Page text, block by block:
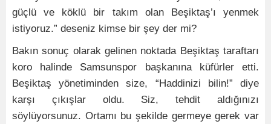
güçlü ve köklü bir takım olan Beşiktaş’ı yenmek
istiyoruz.” deseniz kimse bir şey der mi?
Bakın sonuç olarak gelinen noktada Beşiktaş taraftarı
koro halinde Samsunspor başkanına küfürler etti.
Beşiktaş yönetiminden size, “Haddinizi bilin!” diye
karşı çıkışlar oldu. Siz, tehdit aldığınızı
söylüyorsunuz. Ortamı bu şekilde germeye gerek var